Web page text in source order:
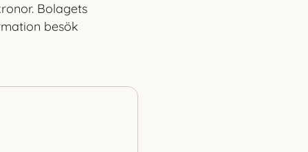
Bolagets
besök